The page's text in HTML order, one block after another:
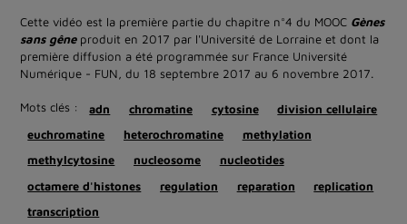
Cette vidéo est la première partie du chapitre n°4 du MOOC Gènes
sans gêneproduit en 2017 par l'Université de Lorraine et dont la
première diffusion a été programmée sur France Université
Numérique - FUN, du 18 septembre 2017 au 6 novembre 2017.
Mots clés : adn chromatine cytosine
division cellulaire
euchromatine
heterochromatine
methylation
methylcytosine
nucleosome
nucleotides
octamere d'histones
regulation reparation
replication
transcription